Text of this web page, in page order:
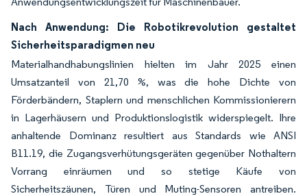
Nach Anwendung: Die Robotikrevolution gestaltet
Sicherheitsparadigmen neu
Materialhandhabungslinien hielten im Jahr 2025 einen
Umsatzanteil von 21,70 %, was die hohe Dichte von
Förderbändern, Staplern und menschlichen Kommissionierern
in Lagerhäusern und Produktionslogistik widerspiegelt. Ihre
anhaltende Dominanz resultiert aus Standards wie ANSI
B11.19, die Zugangsverhütungsgeräten gegenüber Nothaltern
Vorrang einräumen und so stetige Käufe von
Sicherheitszäunen, Türen und Muting-Sensoren antreiben.